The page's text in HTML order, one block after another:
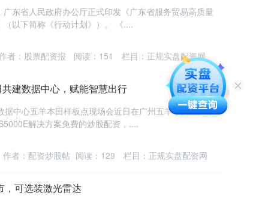
东省人民政府办公厅正式印发《广东省服务贸易高质量
以下简称《行动计划》）。 《....
者：股票配资报 阅读： 151 栏目： 正规实盘配资网
建数据中心，赋能智慧出行
据中心五羊本田样板点现场会近日在广州五羊本田工厂举
解决方案免费的炒股配资，....
作者：配资炒股帖 阅读： 129 栏目： 正规实盘配资网
，可选装激光雷达